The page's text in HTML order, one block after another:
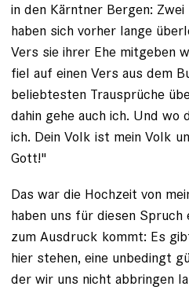
in den Kärntner Bergen:
haben sich vorher lange
Vers sie ihrer Ehe mitgeben
fiel auf einen Vers aus dem
beliebtesten Trausprüche
dahin gehe auch ich. Und wo
ich. Dein Volk ist mein Volk
Gott!"
Das war die Hochzeit von
haben uns für ­diesen Spruch
zum Ausdruck kommt: Es
hier stehen, ­eine unbedingt
der wir uns nicht abbringen